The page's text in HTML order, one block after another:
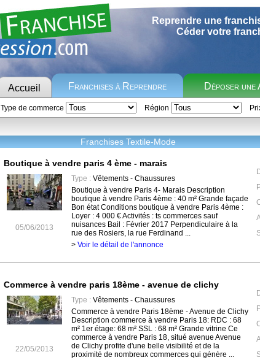
Reprendre une
Céder votre
Accueil Franchises à Reprendre Déposer une
Type de commerce Région
Franchises Textile-Mode
Boutique à vendre paris 4 ème - marais
05/06/2013
Type :Vêtements - Chaussures
Boutique à vendre Paris 4- Marais Description
boutique à vendre Paris 4ème : 40 m² Grande façade
Bon état Conditions boutique à vendre Paris 4ème :
Loyer : 4 000 € Activités : ts commerces sauf
nuisances Bail : Février 2017 Perpendiculaire à la
rue des Rosiers, la rue Ferdinand ...
> Voir le détail de l'annonce
Commerce à vendre paris 18ème - avenue de clichy
22/05/2013
Type :Vêtements - Chaussures
Commerce à vendre Paris 18ème - Avenue de Clichy
Description commerce à vendre Paris 18: RDC : 68
m² 1er étage: 68 m² SSL : 68 m² Grande vitrine Ce
commerce à vendre Paris 18, situé avenue Avenue
de Clichy profite d'une belle visibilité et de la
proximité de nombreux commerces qui génère ...